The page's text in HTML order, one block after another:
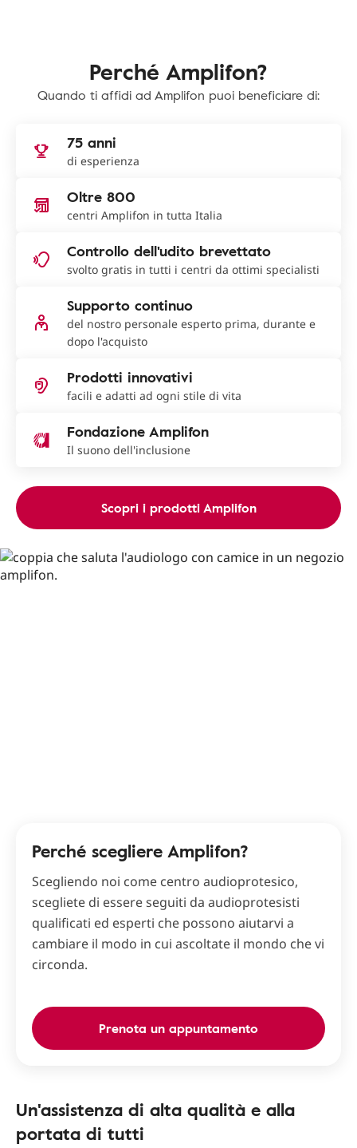
Perché Amplifon?
Quando ti affidi ad Amplifon puoi beneficiare di:
75 anni
di esperienza
Oltre 800
centri Amplifon in tutta Italia
Controllo dell'udito brevettato
svolto gratis in tutti i centri da ottimi specialisti
Supporto continuo
del nostro personale esperto prima, durante e
dopo l'acquisto
Prodotti innovativi
facili e adatti ad ogni stile di vita
Fondazione Amplifon
Il suono dell'inclusione
Scopri i prodotti Amplifon
Perché scegliere Amplifon?
Scegliendo noi come centro audioprotesico,
scegliete di essere seguiti da audioprotesisti
qualificati ed esperti che possono aiutarvi a
cambiare il modo in cui ascoltate il mondo che vi
circonda.
Prenota un appuntamento
Un'assistenza di alta qualità e alla
portata di tutti